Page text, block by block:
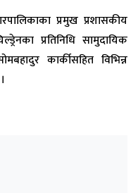
प्रमुख प्रशासकीय
प्रतिनिधि सामुदायिक
कार्कीसहित विभिन्न